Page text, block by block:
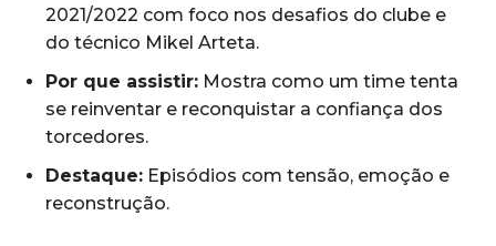
2021/2022 com foco nos desafios do clube e
do técnico Mikel Arteta.
Por que assistir: Mostra como um time tenta
se reinventar e reconquistar a confiança dos
torcedores.
Destaque: Episódios com tensão, emoção e
reconstrução.